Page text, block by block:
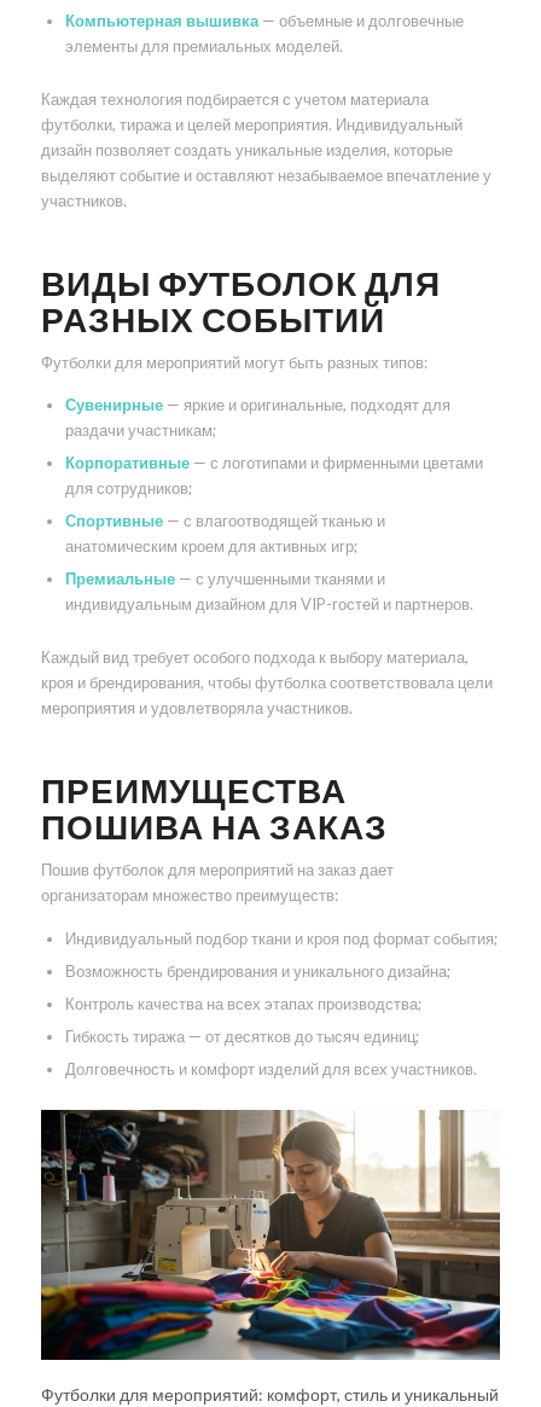
Компьютерная вышивка— объемные и долговечные
элементы для премиальных моделей.
Каждая технология подбирается с учетом материала
футболки, тиража и целей мероприятия. Индивидуальный
дизайн позволяет создать уникальные изделия, которые
выделяют событие и оставляют незабываемое впечатление у
участников.
ВИДЫ ФУТБОЛОК ДЛЯ
РАЗНЫХ СОБЫТИЙ
Футболки для мероприятий могут быть разных типов:
Сувенирные— яркие и оригинальные, подходят для
раздачи участникам;
Корпоративные— с логотипами и фирменными цветами
для сотрудников;
Спортивные— с влагоотводящей тканью и
анатомическим кроем для активных игр;
Премиальные— с улучшенными тканями и
индивидуальным дизайном для VIP-гостей и партнеров.
Каждый вид требует особого подхода к выбору материала,
кроя и брендирования, чтобы футболка соответствовала цели
мероприятия и удовлетворяла участников.
ПРЕИМУЩЕСТВА
ПОШИВА НА ЗАКАЗ
Пошив футболок для мероприятий на заказ дает
организаторам множество преимуществ:
Индивидуальный подбор ткани и кроя под формат события;
Возможность брендирования и уникального дизайна;
Контроль качества на всех этапах производства;
Гибкость тиража — от десятков до тысяч единиц;
Долговечность и комфорт изделий для всех участников.
Футболки для мероприятий: комфорт, стиль и уникальный